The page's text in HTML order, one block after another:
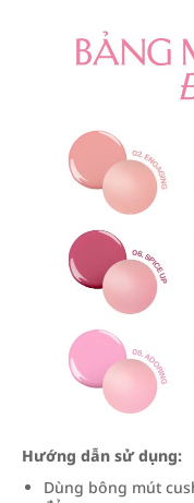
Hướng dẫn sử dụng:
Dùng bông mút